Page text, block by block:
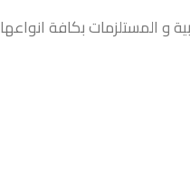
و المستلزمات بكافة انواعها